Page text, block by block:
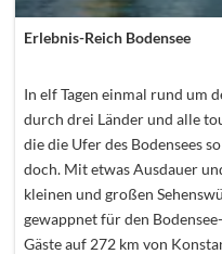
Erlebnis-Reich Bodensee
In elf Tagen einmal rund um
durch drei Länder und alle
die die Ufer des Bodensees
doch. Mit etwas Ausdauer
kleinen und großen
gewappnet für den
Gäste auf 272 km von